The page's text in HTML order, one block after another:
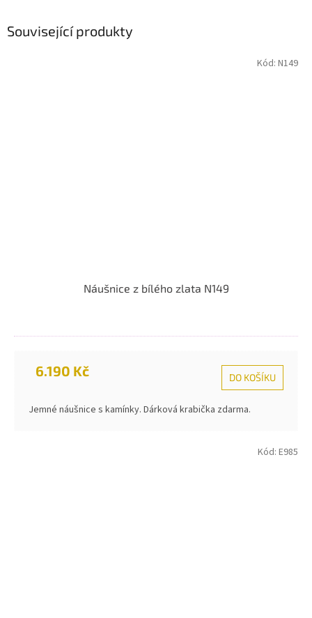
Související produkty
Náušnice z bílého zlata N149
6.190 Kč DO KOŠÍKU
Jemné náušnice s kamínky. Dárková krabička zdarma.
Kód: N149
Kód: E985